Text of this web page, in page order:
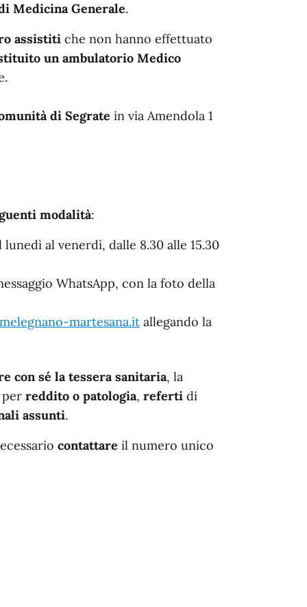
Medicina Generale.
assistiti che non hanno effettuato
un ambulatorio Medico
di Segrate in via Amendola 1
modalità:
al venerdì, dalle 8.30 alle 15.30
WhatsApp, con la foto della
martesana.itallegando la
con sé la tessera sanitaria, la
per reddito o patologia, referti di
assunti.
contattare il numero unico